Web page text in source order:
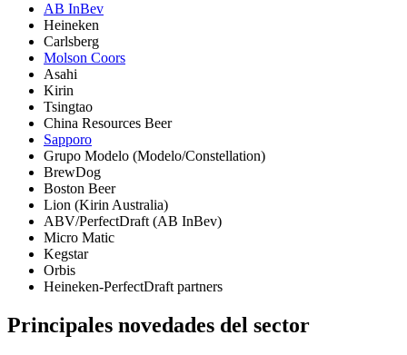
AB InBev
Heineken
Carlsberg
Molson Coors
Asahi
Kirin
Tsingtao
China Resources Beer
Sapporo
Grupo Modelo (Modelo/Constellation)
BrewDog
Boston Beer
Lion (Kirin Australia)
ABV/PerfectDraft (AB InBev)
Micro Matic
Kegstar
Orbis
Heineken-PerfectDraft partners
Principales novedades del sector